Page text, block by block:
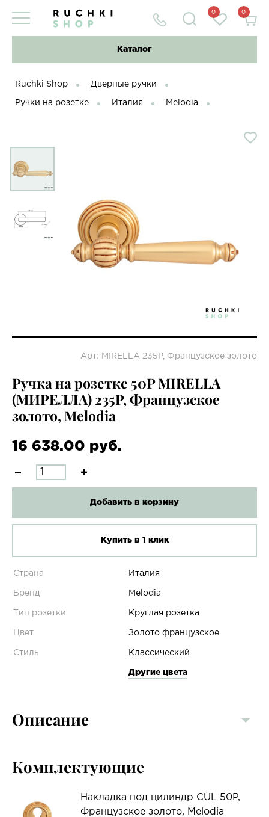
0 0
Каталог
Ruchki Shop Дверные ручки
Ручки на розетке Италия Melodia
Арт: MIRELLA 235P, Французское золото
Ручка на розетке 50P MIRELLA
(МИРЕЛЛА) 235P, Французское
золото, Melodia
16 638.00 руб.
Добавить в корзину
Купить в 1 клик
Страна Италия
Бренд Melodia
Тип розетки Круглая розетка
Цвет Золото французское
Стиль Классический
Другие цвета
Описание
Комплектующие
Накладка под цилиндр CUL 50P,
Французское золото, Melodia